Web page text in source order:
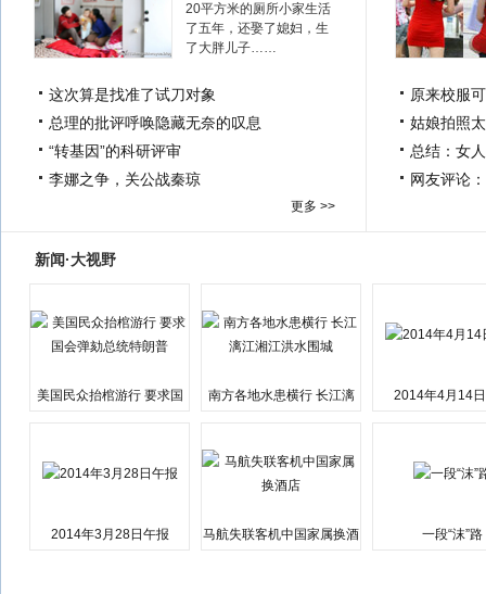
20平方米的厕所小家生活
了五年，还娶了媳妇，生
了大胖儿子……
这次算是找准了试刀对象
总理的批评呼唤隐藏无奈的叹息
“转基因”的科研评审
李娜之争，关公战秦琼
更多 >>
原来校服
姑娘拍照
总结：女
网友评论
新闻·大视野
美国民众抬棺游行 要求国
南方各地水患横行 长江漓
2014年4月14
2014年3月28日午报
马航失联客机中国家属换酒
一段“沫”路